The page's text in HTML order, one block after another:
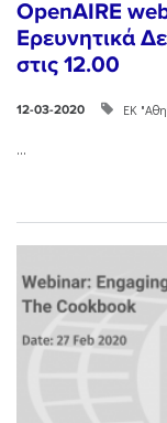
OpenAIRE
Ερευνητικά
στις 12.00
12-03-2020 ΕΚ
...